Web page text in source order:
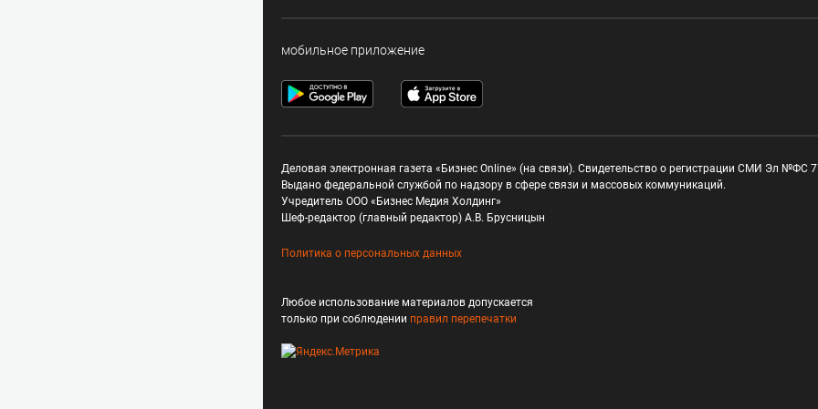
мобильное приложение
Деловая электронная газета «Бизнес Online» (на связи). Свидетельство о регистрации СМИ Эл №ФС
Выдано федеральной службой по надзору в сфере связи и массовых коммуникаций.
Учредитель ООО «Бизнес Медия Холдинг»
Шеф-редактор (главный редактор) А.В. Брусницын
Политика о персональных данных
Любое использование материалов допускается
только при соблюдении правил перепечатки